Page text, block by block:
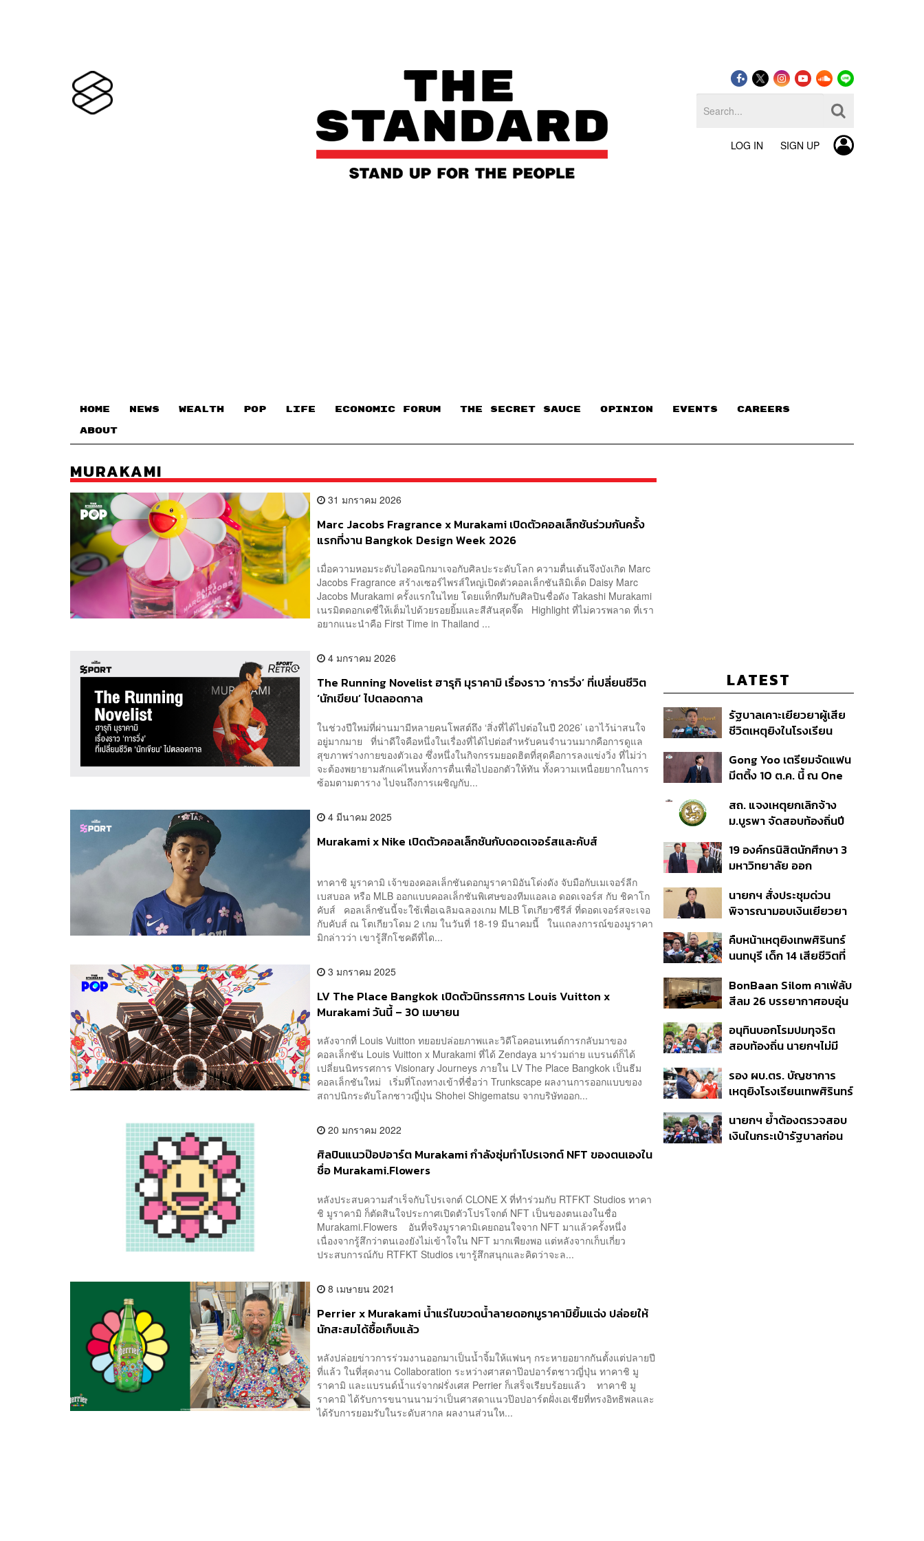
LOG IN SIGN UP
HOME NEWS WEALTH POP LIFE ECONOMIC FORUM THE SECRET SAUCE​ OPINION EVENTS CAREERS
ABOUT
MURAKAMI
31 มกราคม 2026
Marc Jacobs Fragrance x Murakami เปิดตัวคอลเล็กชันร่วมกันครั้ง
แรกที่งาน Bangkok Design Week 2026
เมื่อความหอมระดับไอคอนิกมาเจอกับศิลปะระดับโลก ความตื่นเต้นจึงบังเกิด Marc
Jacobs Fragrance สร้างเซอร์ไพรส์ใหญ่เปิดตัวคอลเล็กชันลิมิเต็ด Daisy Marc
Jacobs Murakami ครั้งแรกในไทย โดยแท็กทีมกับศิลปินชื่อดัง Takashi Murakami
เนรมิตดอกเดซี่ให้เต็มไปด้วยรอยยิ้มและสีสันสุดจี๊ด Highlight ที่ไม่ควรพลาด ที่เรา
อยากแนะนำคือ First Time in Thailand ...
4 มกราคม 2026
The Running Novelist ฮารุกิ มุราคามิ เรื่องราว ‘การวิ่ง’ ที่เปลี่ยนชีวิต
‘นักเขียน’ ไปตลอดกาล
ในช่วงปีใหม่ที่ผ่านมามีหลายคนโพสต์ถึง ‘สิ่งที่ได้ไปต่อในปี 2026’ เอาไว้น่าสนใจ
อยู่มากมาย ที่น่าดีใจคือหนึ่งในเรื่องที่ได้ไปต่อสำหรับคนจำนวนมากคือการดูแล
สุขภาพร่างกายของตัวเอง ซึ่งหนึ่งในกิจกรรมยอดฮิตที่สุดคือการลงแข่งวิ่ง ที่ไม่ว่า
จะต้องพยายามสักแค่ไหนทั้งการตื่นเพื่อไปออกตัวให้ทัน ทั้งความเหนื่อยยากในการ
ซ้อมตามตาราง ไปจนถึงการเผชิญกับ...
4 มีนาคม 2025
Murakami x Nike เปิดตัวคอลเล็กชันกับดอดเจอร์สและคับส์
ทาคาชิ มูราคามิ เจ้าของคอลเล็กชันดอกมูราคามิอันโด่งดัง จับมือกับเมเจอร์ลีก
เบสบอล หรือ MLB ออกแบบคอลเล็กชันพิเศษของทีมแอลเอ ดอดเจอร์ส กับ ชิคาโก
คับส์ คอลเล็กชันนี้จะใช้เพื่อเฉลิมฉลองเกม MLB โตเกียวซีรีส์ ที่ดอดเจอร์สจะเจอ
กับคับส์ ณ โตเกียวโดม 2 เกม ในวันที่ 18-19 มีนาคมนี้ ในแถลงการณ์ของมูราคา
มิกล่าวว่า เขารู้สึกโชคดีที่ได...
3 มกราคม 2025
LV The Place Bangkok เปิดตัวนิทรรศการ Louis Vuitton x
Murakami วันนี้ – 30 เมษายน
หลังจากที่ Louis Vuitton ทยอยปล่อยภาพและวิดีโอคอนเทนต์การกลับมาของ
คอลเล็กชัน Louis Vuitton x Murakami ที่ได้ Zendaya มาร่วมถ่าย แบรนด์ก็ได้
เปลี่ยนนิทรรศการ Visionary Journeys ภายใน LV The Place Bangkok เป็นธีม
คอลเล็กชันใหม่ เริ่มที่โถงทางเข้าที่ชื่อว่า Trunkscape ผลงานการออกแบบของ
สถาปนิกระดับโลกชาวญี่ปุ่น Shohei Shigematsu จากบริษัทออก...
20 มกราคม 2022
ศิลปินแนวป๊อปอาร์ต Murakami กำลังซุ่มทำโปรเจกต์ NFT ของตนเองใน
ชื่อ Murakami.Flowers
หลังประสบความสำเร็จกับโปรเจกต์ CLONE X ที่ทำร่วมกับ RTFKT Studios ทาคา
ชิ มูราคามิ ก็ตัดสินใจประกาศเปิดตัวโปรโจกต์ NFT เป็นของตนเองในชื่อ
Murakami.Flowers อันที่จริงมูราคามิเคยถอนใจจาก NFT มาแล้วครั้งหนึ่ง
เนื่องจากรู้สึกว่าตนเองยังไม่เข้าใจใน NFT มากเพียงพอ แต่หลังจากเก็บเกี่ยว
ประสบการณ์กับ RTFKT Studios เขารู้สึกสนุกและคิดว่าจะล...
8 เมษายน 2021
Perrier x Murakami น้ำแร่ในขวดน้ำลายดอกมูราคามิยิ้มแฉ่ง ปล่อยให้
นักสะสมได้ซื้อเก็บแล้ว
หลังปล่อยข่าวการร่วมงานออกมาเป็นน้ำจิ้มให้แฟนๆ กระหายอยากกันตั้งแต่ปลายปี
ที่แล้ว ในที่สุดงาน Collaboration ระหว่างศาสดาป๊อปอาร์ตชาวญี่ปุ่น ทาคาชิ มู
ราคามิ และแบรนด์น้ำแร่จากฝรั่งเศส Perrier ก็เสร็จเรียบร้อยแล้ว ทาคาชิ มู
ราคามิ ได้รับการขนานนามว่าเป็นศาสดาแนวป๊อปอาร์ตฝั่งเอเชียที่ทรงอิทธิพลและ
ได้รับการยอมรับในระดับสากล ผลงานส่วนให...
LATEST
รัฐบาลเคาะเยียวยาผู้เสีย
ชีวิตเหตุยิงในโรงเรียน
เหตุในอดีต เข้าเกณฑ์
สาธารณภัย พร้อมเร่งจ่าย
Gong Yoo เตรียมจัดแฟน
มีตติ้ง 10 ต.ค. นี้ ณ One
สถ. แจงเหตุยกเลิกจ้าง
ม.บูรพา จัดสอบท้องถิ่นปี
19 องค์กรนิสิตนักศึกษา 3
มหาวิทยาลัย ออก
รัฐบาลต้อนรับ ‘มิน อ่อง
หล่าย’
นายกฯ สั่งประชุมด่วน
พิจารณามอบเงินเยียวยา
ลบ. ทุพพลภาพ 7 แสนบาท
บาดเจ็บสาหัส 2 แสนบาท
บาท
คืบหน้าเหตุยิงเทพศิรินทร์
นนทบุรี เด็ก 14 เสียชีวิตที่
เสียชีวิต 5 ราย เจ็บ 22
ราย
BonBaan Silom คาเฟ่ลับ
สีลม 26 บรรยากาศอบอุ่น
อนุทินบอกโรมปมทุจริต
สอบท้องถิ่น นายกฯไม่มี
คนผิดมาลงโทษ
รอง ผบ.ตร. บัญชาการ
เหตุยิงโรงเรียนเทพศิรินทร์
ยืนยันไร้คนติดค้าง พบศพ
ปู่-ย่าที่บ้านพักผู้ก่อเหตุ
นายกฯ ย้ำต้องตรวจสอบ
เงินในกระเป๋ารัฐบาลก่อน